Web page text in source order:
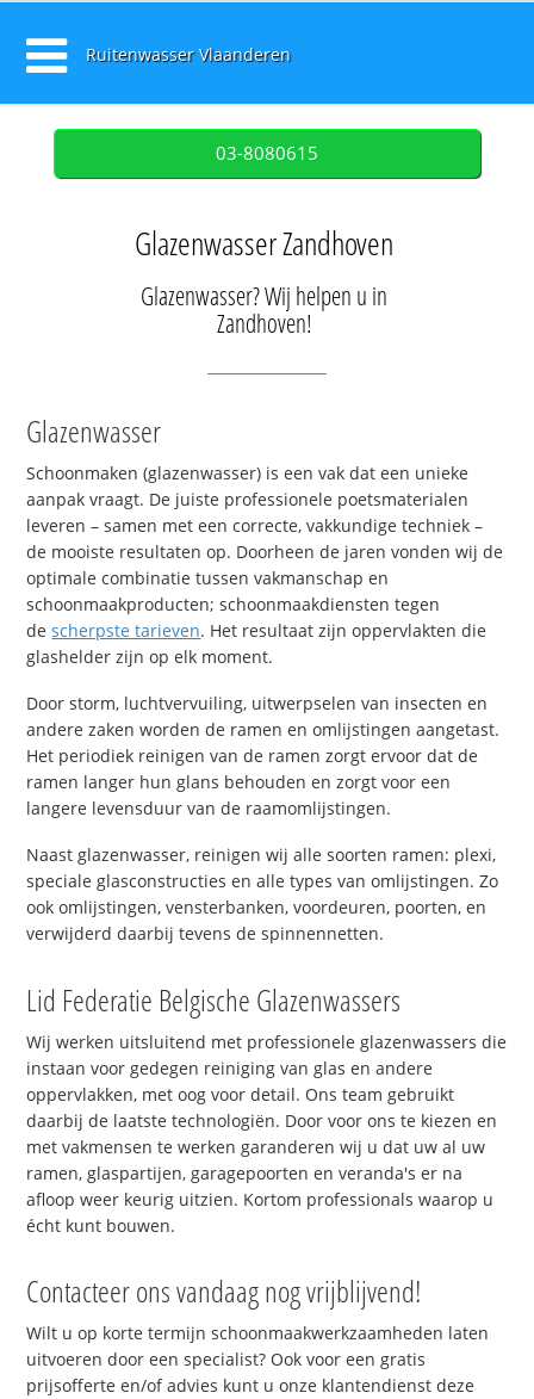
Ruitenwasser Vlaanderen
03-8080615
Glazenwasser Zandhoven
Glazenwasser? Wij helpen u in
Zandhoven!
Glazenwasser
Schoonmaken (glazenwasser) is een vak dat een unieke
aanpak vraagt. De juiste professionele poetsmaterialen
leveren – samen met een correcte, vakkundige techniek –
de mooiste resultaten op. Doorheen de jaren vonden wij de
optimale combinatie tussen vakmanschap en
schoonmaakproducten; schoonmaakdiensten tegen
descherpste tarieven. Het resultaat zijn oppervlakten die
glashelder zijn op elk moment.
Door storm, luchtvervuiling, uitwerpselen van insecten en
andere zaken worden de ramen en omlijstingen aangetast.
Het periodiek reinigen van de ramen zorgt ervoor dat de
ramen langer hun glans behouden en zorgt voor een
langere levensduur van de raamomlijstingen.
Naast glazenwasser, reinigen wij alle soorten ramen: plexi,
speciale glasconstructies en alle types van omlijstingen. Zo
ook omlijstingen, vensterbanken, voordeuren, poorten, en
verwijderd daarbij tevens de spinnennetten.
Lid Federatie Belgische Glazenwassers
Wij werken uitsluitend met professionele glazenwassers die
instaan voor gedegen reiniging van glas en andere
oppervlakken, met oog voor detail. Ons team gebruikt
daarbij de laatste technologiën. Door voor ons te kiezen en
met vakmensen te werken garanderen wij u dat uw al uw
ramen, glaspartijen, garagepoorten en veranda's er na
afloop weer keurig uitzien. Kortom professionals waarop u
écht kunt bouwen.
Contacteer ons vandaag nog vrijblijvend!
Wilt u op korte termijn schoonmaakwerkzaamheden laten
uitvoeren door een specialist? Ook voor een gratis
prijsofferte en/of advies kunt u onze klantendienst deze